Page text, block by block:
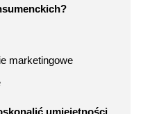
marketingowe
umiejętności